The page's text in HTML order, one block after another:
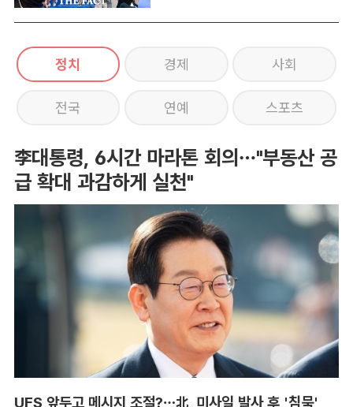
정치 경제 사회
전국 연예 스포츠
李대통령, 6시간 마라톤 회의…"부동산 공
급 확대 과감하게 실천"
UFS 앞두고 메시지 조절?…北, 미사일 발사 후 '침묵'